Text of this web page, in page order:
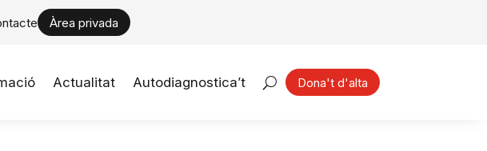
Àrea privada
Actualitat Autodiagnostica’t Dona't d'alta